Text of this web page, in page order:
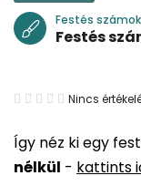
Így néz ki egy
nélkül - kattints
Festés
Festés
A
átlagos
Nincs